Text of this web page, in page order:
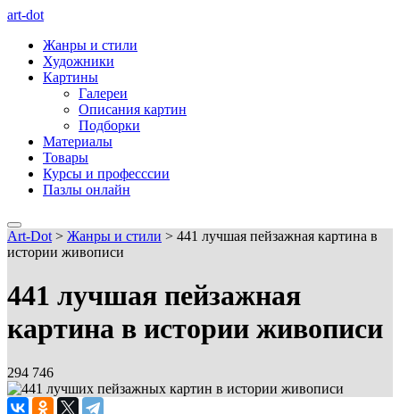
art-dot
Жанры и стили
Художники
Картины
Галереи
Описания картин
Подборки
Материалы
Товары
Курсы и професссии
Пазлы онлайн
Art-Dot > Жанры и стили > 441 лучшая пейзажная картина в
истории живописи
441 лучшая пейзажная
картина в истории живописи
294 746